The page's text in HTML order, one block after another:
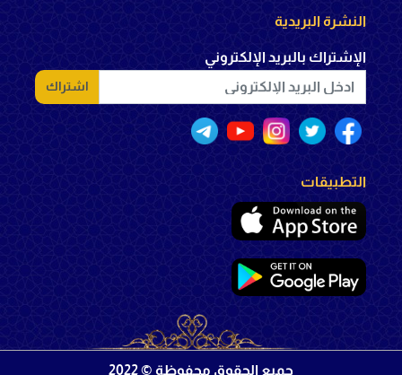
النشرة البريدية
الإشتراك بالبريد الإلكتروني
اشتراك
التطبيقات
جميع الحقوق محفوظة © 2022